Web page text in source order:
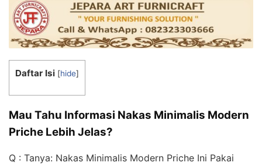
Daftar Isi [hide]
Mau Tahu Informasi Nakas Minimalis Modern
Priche Lebih Jelas?
Q : Tanya: Nakas Minimalis Modern Priche Ini Pakai